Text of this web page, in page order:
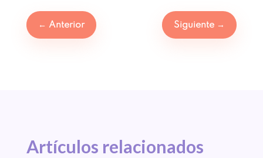
← Anterior Siguiente →
Artículos relacionados